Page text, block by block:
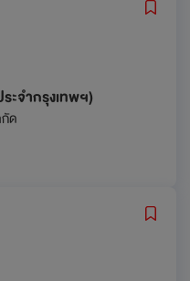
ะจำกรุงเทพฯ)
ด